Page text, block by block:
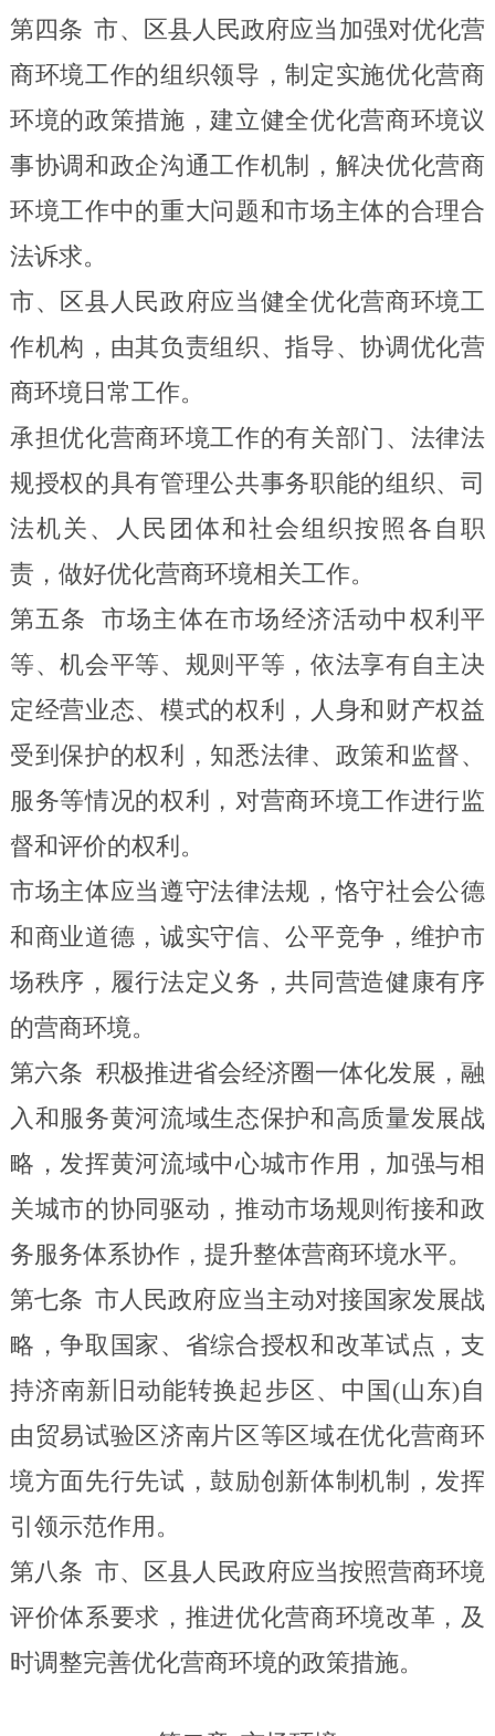
第四条 市、区县人民政府应当加强对优化营
商环境工作的组织领导，制定实施优化营商
环境的政策措施，建立健全优化营商环境议
事协调和政企沟通工作机制，解决优化营商
环境工作中的重大问题和市场主体的合理合
法诉求。
市、区县人民政府应当健全优化营商环境工
作机构，由其负责组织、指导、协调优化营
商环境日常工作。
承担优化营商环境工作的有关部门、法律法
规授权的具有管理公共事务职能的组织、司
法机关、人民团 体和社会组织按照 各自职
责，做好优化营商环境相关工作。
第五条
市场主体在市场经济活动中权利平
等、机会平等、规则平等，依法享有自主决
定经营业态、模式的权利，人身和财产权益
受到保护的权利，知悉法律、政策和监督、
服务等情况的权利，对营商环境工作进行监
督和评价的权利。
市场主体应当遵守法律法规，恪守社会公德
和商业道德，诚实守信、公平竞争，维护市
场秩序，履行法定义务，共同营造健康有序
的营商环境。
第六条 积极推进省会经济圈一体化发展，融
入和服务黄河流域生态保护和高质量发展战
略，发挥黄河流域中心城市作用，加强与相
关城市的协同驱动，推动市场规则衔接和政
务服务体系协作，提升整体营商环境水平。
第七条 市人民政府应当主动对接国家发展战
略，争取国家、省综合授权和改革试点，支
持济南新旧动能转换起步区、中国(山东)自
由贸易试验区济南片区等区域在优化营商环
境方面先行先试，鼓励创新体制机制，发挥
引领示范作用。
第八条 市、区县人民政府应当按照营商环境
评价体系要求，推进优化营商环境改革，及
时调整完善优化营商环境的政策措施。